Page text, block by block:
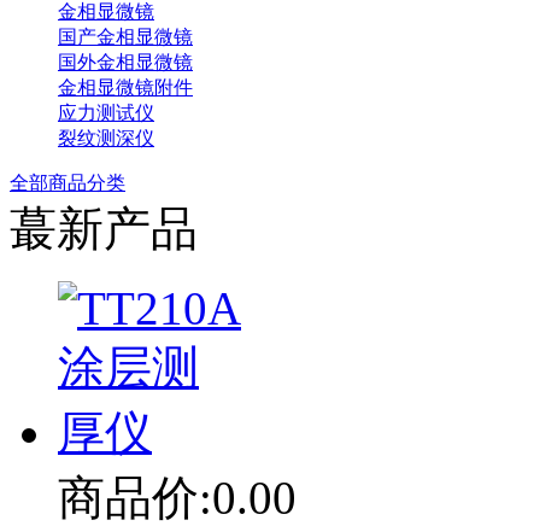
金相显微镜
国产金相显微镜
国外金相显微镜
金相显微镜附件
应力测试仪
裂纹测深仪
全部商品分类
蕞新产品
商品价:0.00